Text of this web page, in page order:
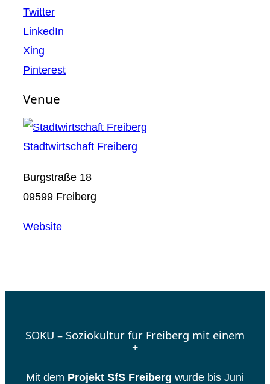
Twitter
LinkedIn
Xing
Pinterest
Venue
Stadtwirtschaft Freiberg
Burgstraße 18
09599 Freiberg
Website
SOKU – Soziokultur für Freiberg mit einem
+
Mit dem Projekt SfS Freiberg wurde bis Juni